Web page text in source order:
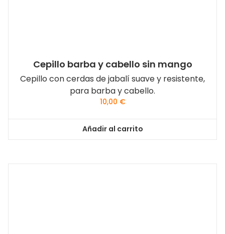
Cepillo barba y cabello sin mango
Cepillo con cerdas de jabalí suave y resistente,
para barba y cabello.
10,00 €
Añadir al carrito